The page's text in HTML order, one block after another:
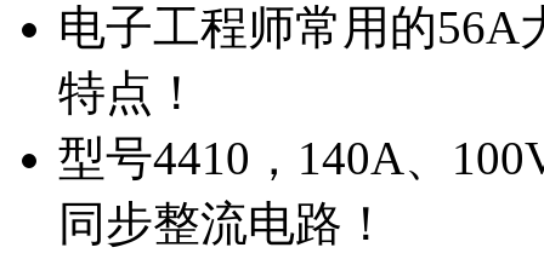
电子工程师常用的56A
特点！
型号4410，140A、
同步整流电路！